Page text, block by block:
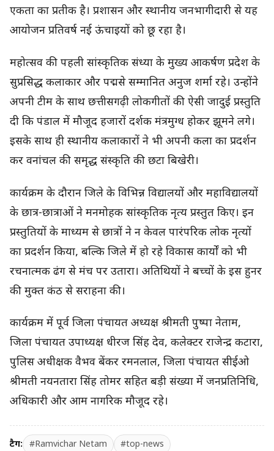
एकता का प्रतीक है। प्रशासन और स्थानीय जनभागीदारी से यह
आयोजन प्रतिवर्ष नई ऊंचाइयों को छू रहा है।
महोत्सव की पहली सांस्कृतिक संध्या के मुख्य आकर्षण प्रदेश के
सुप्रसिद्ध कलाकार और पद्मसे सम्मानित अनुज शर्मा रहे। उन्होंने
अपनी टीम के साथ छत्तीसगढ़ी लोकगीतों की ऐसी जादुई प्रस्तुति
दी कि पंडाल में मौजूद हजारों दर्शक मंत्रमुग्ध होकर झूमने लगे।
इसके साथ ही स्थानीय कलाकारों ने भी अपनी कला का प्रदर्शन
कर वनांचल की समृद्ध संस्कृति की छटा बिखेरी।
कार्यक्रम के दौरान जिले के विभिन्न विद्यालयों और महाविद्यालयों
के छात्र-छात्राओं ने मनमोहक सांस्कृतिक नृत्य प्रस्तुत किए। इन
प्रस्तुतियों के माध्यम से छात्रों ने न केवल पारंपरिक लोक नृत्यों
का प्रदर्शन किया, बल्कि जिले में हो रहे विकास कार्यों को भी
रचनात्मक ढंग से मंच पर उतारा। अतिथियों ने बच्चों के इस हुनर
की मुक्त कंठ से सराहना की।
कार्यक्रम में पूर्व जिला पंचायत अध्यक्ष श्रीमती पुष्पा नेताम,
जिला पंचायत उपाध्यक्ष धीरज सिंह देव, कलेक्टर राजेन्द्र कटारा,
पुलिस अधीक्षक वैभव बेंकर रमनलाल, जिला पंचायत सीईओ
श्रीमती नयनतारा सिंह तोमर सहित बड़ी संख्या में जनप्रतिनिधि,
अधिकारी और आम नागरिक मौजूद रहे।
टैग: #Ramvichar Netam #top-news